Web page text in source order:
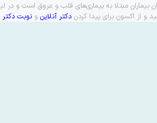
مبتلا به بیماری‌های قلب و عروق است و در
و از اکسون برای پیدا کردن دکتر آنلاین و نوبت دکتر